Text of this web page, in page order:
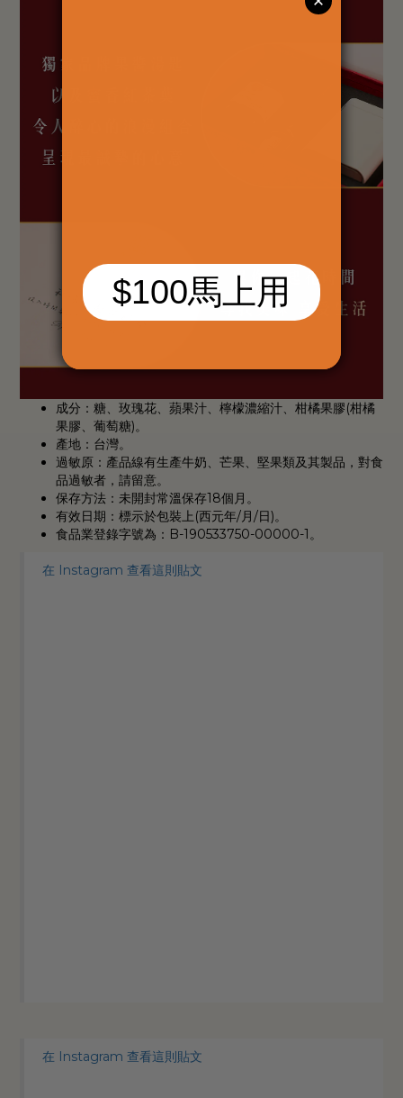
成分：糖、玫瑰花、蘋果汁、檸檬濃縮汁、柑橘果膠(柑橘
果膠、葡萄糖)。
產地：台灣。
過敏原：產品線有生產牛奶、芒果、堅果類及其製品，對食
品過敏者，請留意。
保存方法：未開封常溫保存18個月。
有效日期：標示於包裝上(西元年/月/日)。
食品業登錄字號為： B-190533750-00000-1。
在 Instagram 查看這則貼文
在 Instagram 查看這則貼文